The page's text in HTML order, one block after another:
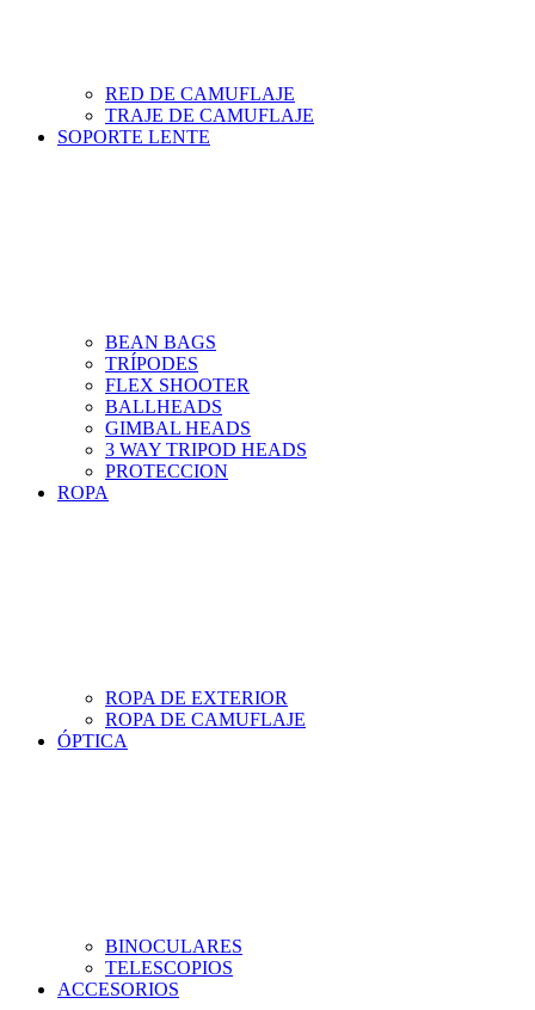
RED DE CAMUFLAJE
TRAJE DE CAMUFLAJE
SOPORTE LENTE
BEAN BAGS
TRÍPODES
FLEX SHOOTER
BALLHEADS
GIMBAL HEADS
3 WAY TRIPOD HEADS
PROTECCION
ROPA
ROPA DE EXTERIOR
ROPA DE CAMUFLAJE
ÓPTICA
BINOCULARES
TELESCOPIOS
ACCESORIOS